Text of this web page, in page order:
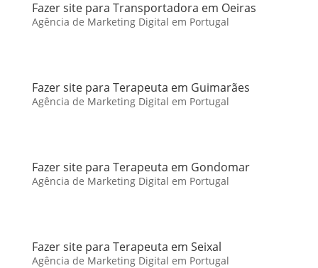
Fazer site para Transportadora em Oeiras
Agência de Marketing Digital em Portugal
Fazer site para Terapeuta em Guimarães
Agência de Marketing Digital em Portugal
Fazer site para Terapeuta em Gondomar
Agência de Marketing Digital em Portugal
Fazer site para Terapeuta em Seixal
Agência de Marketing Digital em Portugal